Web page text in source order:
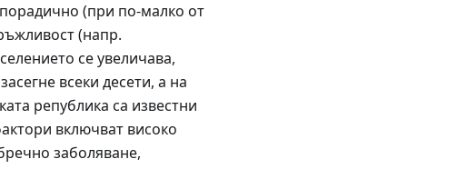
(при по-малко от
(напр.
се увеличава,
всеки десети, а на
република са известни
включват високо
заболяване,